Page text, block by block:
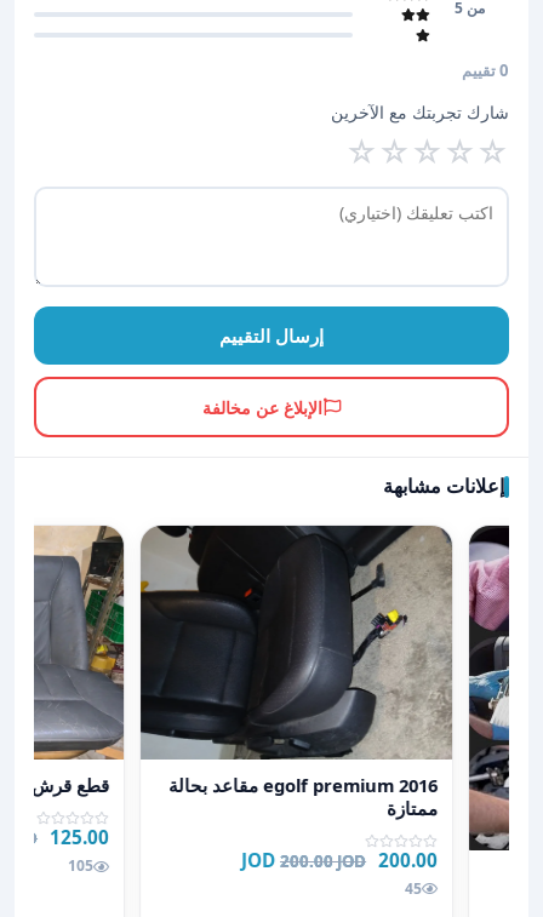
من 5
0 تقييم
شارك تجربتك مع الآخرين
☆
☆
☆
☆
☆
إرسال التقييم
الإبلاغ عن مخالفة
إعلانات مشابهة
عرض تفاصيل egolf premium 2016 مقاعد بحالة ممتازة
egolf premium 2016 مقاعد بحالة
ممتازة
200.00 JOD
200.00 JOD
45
عرض
قطع قرش
125.00 JOD
JOD
105